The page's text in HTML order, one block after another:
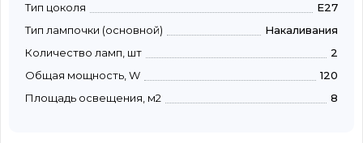
Тип цоколя
E27
Тип лампочки (основной)
Накаливания
Количество ламп, шт
2
Общая мощность, W
120
Площадь освещения, м2
8